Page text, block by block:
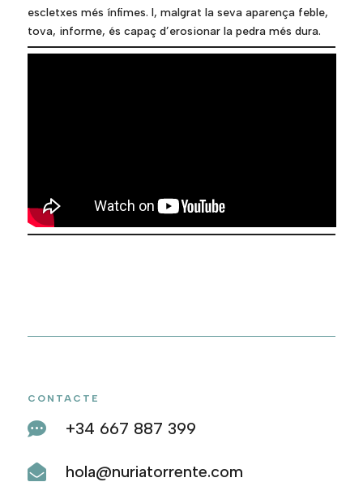
escletxes més ínfimes. I, malgrat la seva aparença feble,
tova, informe, és capaç d’erosionar la pedra més dura.
CONTACTE
 +34 667 887 399
 hola@nuriatorrente.com